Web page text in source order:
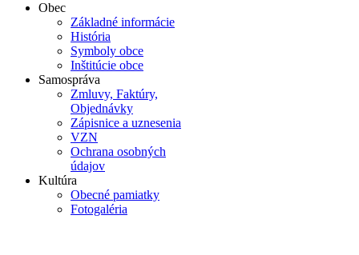
Obec
Základné informácie
História
Symboly obce
Inštitúcie obce
Samospráva
Zmluvy, Faktúry,
Objednávky
Zápisnice a uznesenia
VZN
Ochrana osobných
údajov
Kultúra
Obecné pamiatky
Fotogaléria